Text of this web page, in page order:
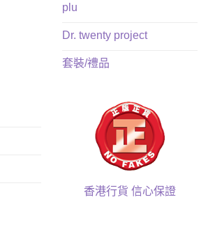
plu
Dr. twenty project
套裝/禮品
香港行貨 信心保證